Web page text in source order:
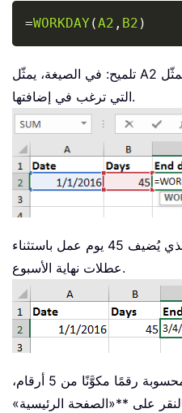
=WORKDAY (A2 , B2 )
تلميح: في الصيغة، يمثّل A2 تاريخ البدء، بينما يمثّل B2 عدد الأيام
التي ترغب في إضافتها.
الآن، يظهر تاريخ الانتهاء، الذي يُضيف 45 يوم عمل باستثناء
عطلات نهاية الأسبوع.
ملاحظة: إذا كانت النتيجة المحسوبة رقمًا مكوَّنًا من 5 أرقام،
على **«الصفحة الرئيسية»